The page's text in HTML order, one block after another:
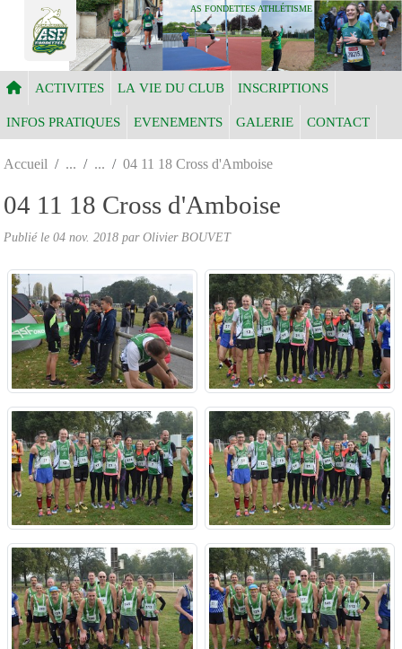
AS FONDETTES ATHLÉTISME
ACTIVITES LA VIE DU CLUB INSCRIPTIONS
INFOS PRATIQUES EVENEMENTS GALERIE CONTACT
Accueil 04 11 18 Cross d'Amboise
04 11 18 Cross d'Amboise
Publié le 04 nov. 2018 par Olivier BOUVET
Panneau de gestion des cookies